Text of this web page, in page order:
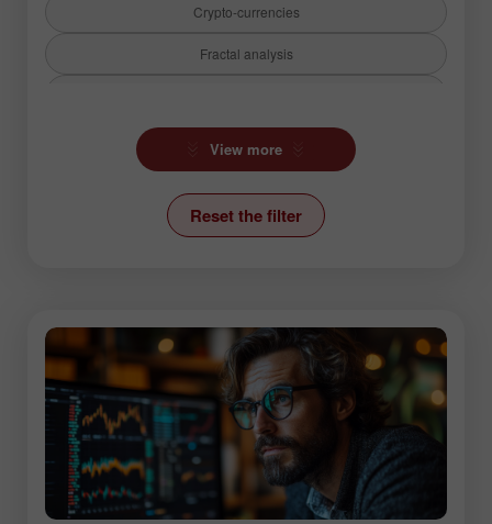
Crypto-currencies
Fractal analysis
News
Trading plan
Trend line
Wave analysis
Instruments:
View more
Reset the filter